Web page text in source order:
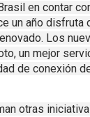
en contar
un año disfruta
Los
un mejor
de conexión
otras